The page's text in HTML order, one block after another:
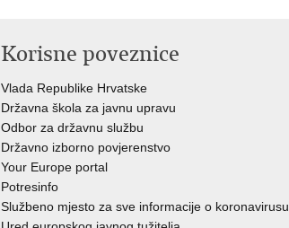
Korisne poveznice
Vlada Republike Hrvatske
Državna škola za javnu upravu
Odbor za državnu službu
Državno izborno povjerenstvo
Your Europe portal
Potresinfo
Službeno mjesto za sve informacije o koronavirusu